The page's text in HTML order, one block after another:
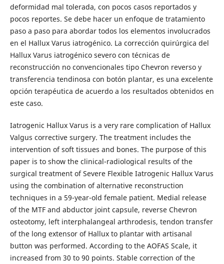
deformidad mal tolerada, con pocos casos reportados y
pocos reportes. Se debe hacer un enfoque de tratamiento
paso a paso para abordar todos los elementos involucrados
en el Hallux Varus iatrogénico. La corrección quirúrgica del
Hallux Varus iatrogénico severo con técnicas de
reconstrucción no convencionales tipo Chevron reverso y
transferencia tendinosa con botón plantar, es una excelente
opción terapéutica de acuerdo a los resultados obtenidos en
este caso.
Iatrogenic Hallux Varus is a very rare complication of Hallux
Valgus corrective surgery. The treatment includes the
intervention of soft tissues and bones. The purpose of this
paper is to show the clinical-radiological results of the
surgical treatment of Severe Flexible Iatrogenic Hallux Varus
using the combination of alternative reconstruction
techniques in a 59-year-old female patient. Medial release
of the MTF and abductor joint capsule, reverse Chevron
osteotomy, left interphalangeal arthrodesis, tendon transfer
of the long extensor of Hallux to plantar with artisanal
button was performed. According to the AOFAS Scale, it
increased from 30 to 90 points. Stable correction of the